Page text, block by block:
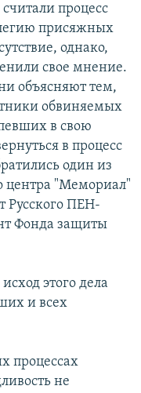
процесс
присяжных
однако,
свое мнение.
объясняют тем,
обвиняемых
в свою
в процесс
один из
центра "Мемориал"
Русского ПЕН-
Фонда защиты
исход этого дела
и всех
процессах
не